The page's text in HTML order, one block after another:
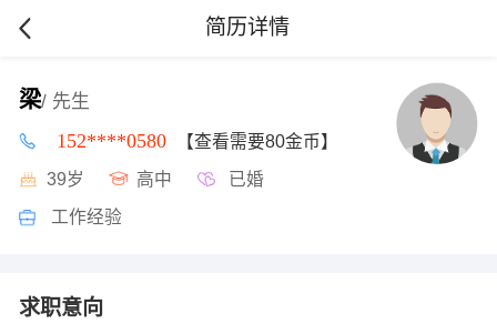
简历详情
梁/ 先生
152****0580 【查看需要80金币】
39岁 高中 已婚
工作经验
求职意向